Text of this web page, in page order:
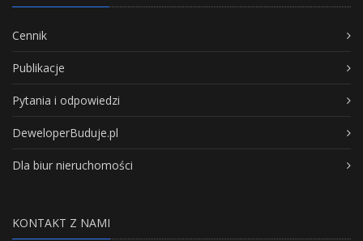
Cennik
Publikacje
Pytania i odpowiedzi
DeweloperBuduje.pl
Dla biur nieruchomości
KONTAKT Z NAMI